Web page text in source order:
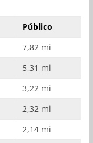
Público
7,82 mi
5,31 mi
3,22 mi
2,32 mi
2,14 mi